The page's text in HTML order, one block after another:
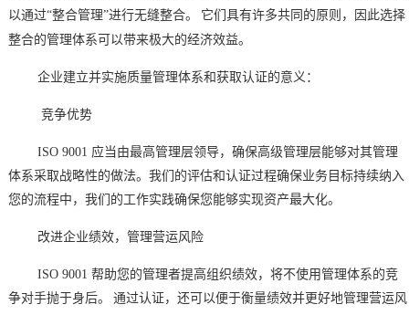
以通过“整合管理”进行无缝整合。
它们具有许多共同的原则，因此选择
整合的管理体系可以带来极大的经济效益。
企业建立并实施质量管理体系和获取认证的意义：
竞争优势
ISO 9001 应当由最高管理层领导，确保高级管理层能够对其管理
体系采取战略性的做法。我们的评估和认证过程确保业务目标持续纳入
您的流程中，我们的工作实践确保您能够实现资产最大化。
改进企业绩效，管理营运风险
ISO 9001 帮助您的管理者提高组织绩效，将不使用管理体系的竞
争对手抛于身后。
通过认证，还可以便于衡量绩效并更好地管理营运风